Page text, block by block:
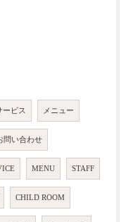
ービス メニュー
問い合わせ
MENU STAFF
CHILD ROOM